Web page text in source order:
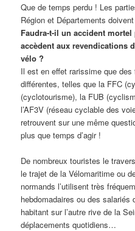
Que de temps perdu ! Les
Région et Départements
Faudra-t-il un accident
accèdent aux revendications
vélo ?
Il est en effet rarissime que
différentes, telles que la FFC
(cyclotourisme), la FUB
l’AF3V (réseau cyclable des
retrouvent sur une même
plus que temps d’agir !
De nombreux touristes le
le trajet de la Vélomaritime ou
normands l’utilisent très
hebdomadaires ou des salariés
habitant sur l’autre rive de la
déplacements quotidiens…